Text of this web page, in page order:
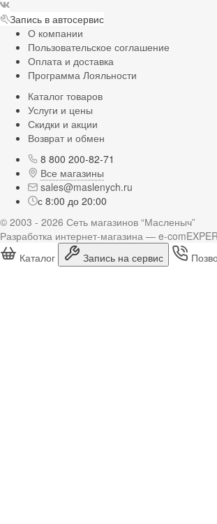
Запись в автосервис
О компании
Пользовательское соглашение
Оплата и доставка
Программа Лояльности
Каталог товаров
Услуги и цены
Скидки и акции
Возврат и обмен
8 800 200-82-71
Все магазины
sales@maslenych.ru
с 8:00 до 20:00
© 2003 - 2026 Сеть магазинов “Масленыч”
Разработка интернет-магазина — e-
Каталог
Запись на сервис